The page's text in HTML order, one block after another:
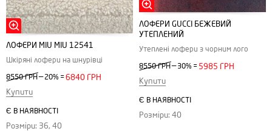
ЛОФЕРИ MIU MIU 12541
Шкіряні лофери на шнурівці
8550 ГРН— 20% =6840 ГРН
Купити
Є В НАЯВНОСТІ
Розміри: 36, 40
ЛОФЕРИ GUCCI БЕЖЕВИЙ
УТЕПЛЕНИЙ
Утеплені лофери з чорним лого
8550 ГРН — 30% = 5985 ГРН
Купити
Є В НАЯВНОСТІ
Розміри: 40